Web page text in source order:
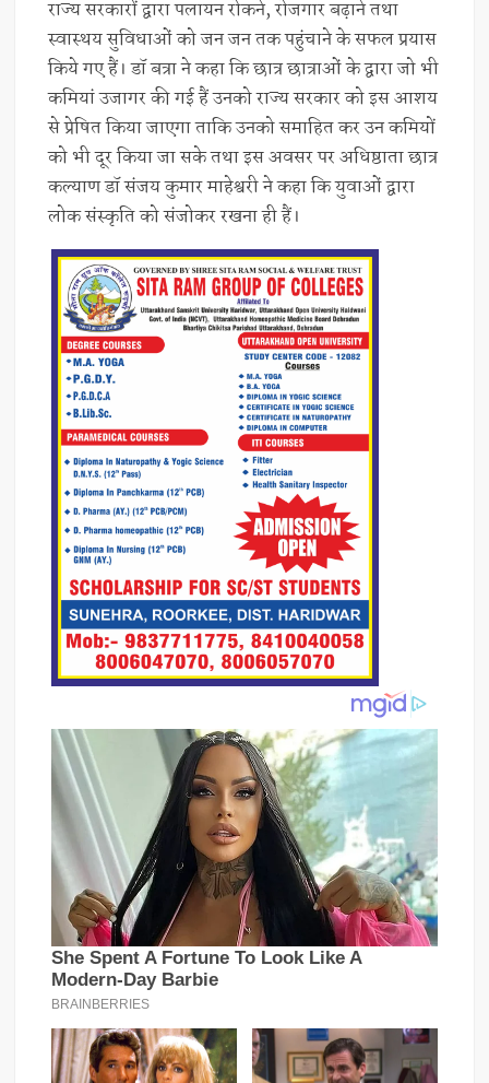
राज्य सरकारों द्वारा पलायन रोकने, रोजगार बढ़ाने तथा
स्वास्थय सुविधाओं को जन जन तक पहुंचाने के सफल प्रयास
किये गए हैं। डॉ बत्रा ने कहा कि छात्र छात्राओं के द्वारा जो भी
कमियां उजागर की गई हैं उनको राज्य सरकार को इस आशय
से प्रेषित किया जाएगा ताकि उनको समाहित कर उन कमियों
को भी दूर किया जा सके तथा इस अवसर पर अधिष्ठाता छात्र
कल्याण डॉ संजय कुमार माहेश्वरी ने कहा कि युवाओं द्वारा
लोक संस्कृति को संजोकर रखना ही हैं।